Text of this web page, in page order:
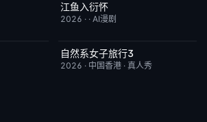
完结
江鱼入衍怀
2026 · · AI漫剧
已完结
自然系女子旅行3
2026 · 中国香港 · 真人秀